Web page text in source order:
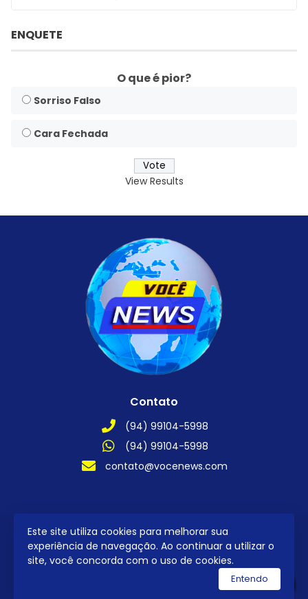
ENQUETE
O que é pior?
Sorriso Falso
Cara Fechada
View Results
Este site utiliza cookies para melhorar sua
experiência de navegação. Ao continuar a utilizar o
site, você concorda com o uso de cookies.
Entendo
Contato
(94) 99104-5998
(94) 99104-5998
contato@vocenews.com
2026 © Todos os direitos reservados.